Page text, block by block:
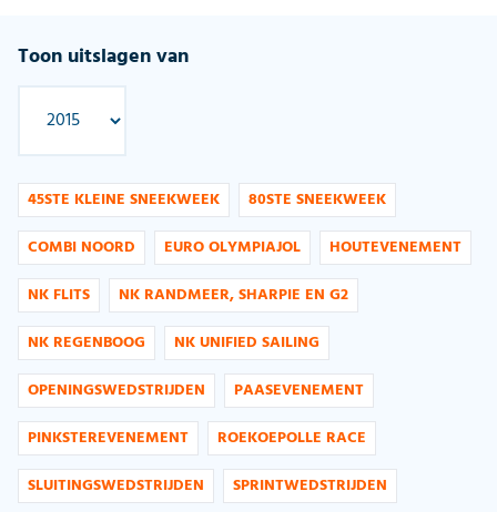
Toon uitslagen van
45STE KLEINE SNEEKWEEK
80STE SNEEKWEEK
COMBI NOORD
EURO OLYMPIAJOL
HOUTEVENEMENT
NK FLITS
NK RANDMEER, SHARPIE EN G2
NK REGENBOOG
NK UNIFIED SAILING
OPENINGSWEDSTRIJDEN
PAASEVENEMENT
PINKSTEREVENEMENT
ROEKOEPOLLE RACE
SLUITINGSWEDSTRIJDEN
SPRINTWEDSTRIJDEN